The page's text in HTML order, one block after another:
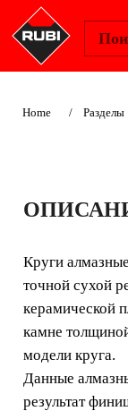
Home Разделы
PRO-
Круги
точной сухой
керамической
камне
модели круга.
Круги
точной сухой
керамической
камне
модели круга.
Данные
результат